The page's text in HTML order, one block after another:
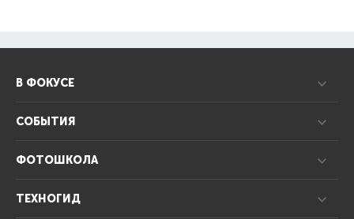
В ФОКУСЕ
СОБЫТИЯ
ФОТОШКОЛА
ТЕХНОГИД